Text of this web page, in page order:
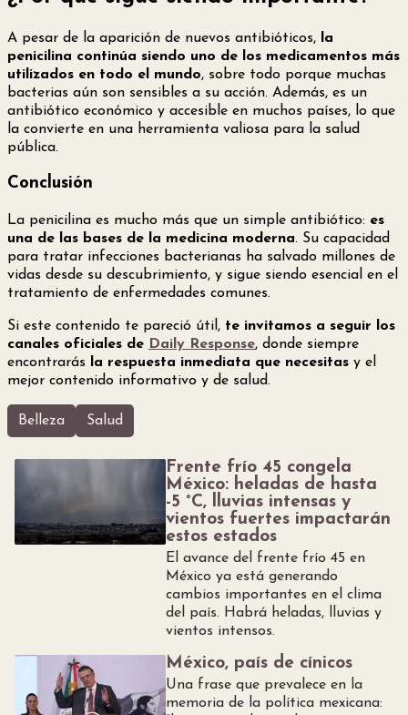
A pesar de la aparición de nuevos antibióticos,
la
penicilina continúa siendo uno de los medicamentos más
utilizados en todo el mundo, sobre todo porque muchas
bacterias aún son sensibles a su acción. Además, es un
antibiótico económico y accesible en muchos países, lo que
la convierte en una herramienta valiosa para la salud
pública.
Conclusión
La penicilina es mucho más que un simple antibiótico: es
una de las bases de la medicina moderna. Su capacidad
para tratar infecciones bacterianas ha salvado millones de
vidas desde su descubrimiento, y sigue siendo esencial en el
tratamiento de enfermedades comunes.
Si este contenido te pareció útil, te invitamos a seguir los
canales oficiales de Daily Response, donde siempre
encontrarás
la respuesta inmediata que necesitas y el
mejor contenido informativo y de salud.
Belleza Salud
Frente frío 45 congela
México: heladas de hasta
-5 °C, lluvias intensas y
vientos fuertes impactarán
estos estados
El avance del frente frío 45 en
México ya está generando
cambios importantes en el clima
del país. Habrá heladas, lluvias y
vientos intensos.
México, país de cínicos
Una frase que prevalece en la
memoria de la política mexicana: